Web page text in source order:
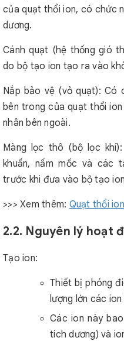
của quạt thổi ion, có chức
dương.
Cánh quạt (hệ thống gió
do bộ tạo ion tạo ra vào
Nắp bảo vệ (vỏ quạt): Có
bên trong của quạt thổi
nhân bên ngoài.
Màng lọc thô (bộ lọc
khuẩn, nấm mốc và các
trước khi đưa vào bộ tạo
>>> Xem thêm: Quạt thổi
2.2. Nguyên lý hoạt
Tạo ion:
Thiết bị phóng
lượng lớn các
Các ion này
tích dương) và